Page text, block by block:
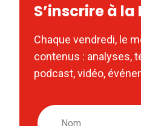
S’inscrire à
Chaque vendredi, le
contenus : analyses,
podcast, vidéo,
Nom